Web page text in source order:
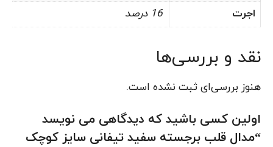
اجرت
16 درصد
نقد و بررسی‌ها
هنوز بررسی‌ای ثبت نشده است.
اولین کسی باشید که دیدگاهی می نویسد
“مدال قلب برجسته سفید تیفانی سایز کوچک